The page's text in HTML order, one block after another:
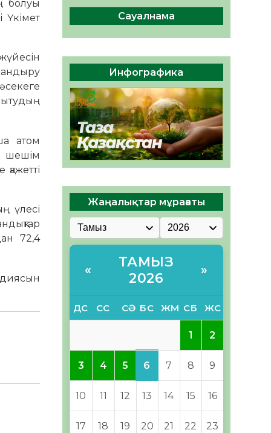
болуы
Үкімет
атом
шешім
үлесі
72,4
беруге дайын
ӘРБІР ДАУЫС – ҚОҒАМ
ДАМУЫНА ҚОСЫЛҒАН
ҮЛЕС
05.08.2026
34 0
Сауалнама
Инфографика
Жаңалықтар мұрағаты
«
ТАМЫЗ
2026
»
ДС СС СӘ БС ЖМ СБ ЖС
1 2
3 4 5 6 7 8 9
10 11 12 13 14 15 16
17 18 19 20 21 22 23